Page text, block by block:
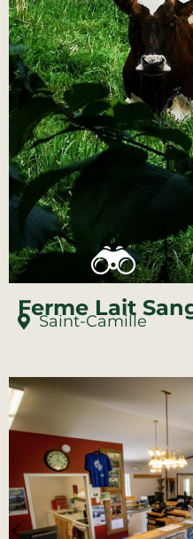
Ferme Lait
Saint-Camille